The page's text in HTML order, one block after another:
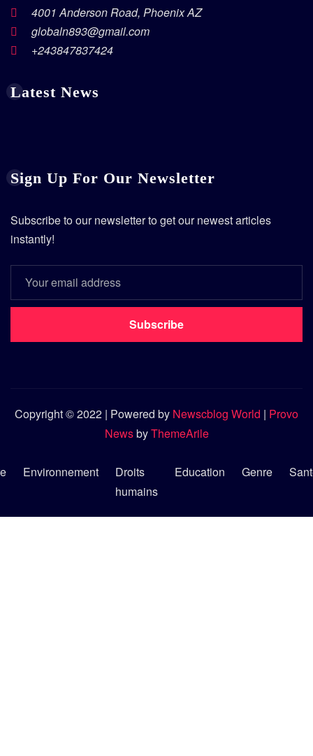
4001 Anderson Road, Phoenix AZ
globaln893@gmail.com
+243847837424
Latest News
Sign Up For Our Newsletter
Subscribe to our newsletter to get our newest articles
instantly!
Subscribe
Copyright © 2022 | Powered by Newscblog World | Provo
NewsbyThemeArile
Environnement
Droits
humains
Education Genre